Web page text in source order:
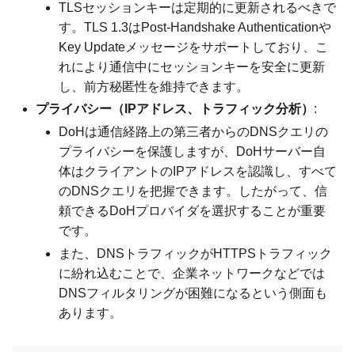
TLSセッションキーは定期的に更新されるべきで
す。TLS 1.3はPost-Handshake Authenticationや
Key Updateメッセージをサポートしており、こ
れにより通信中にセッションキーを安全に更新
し、前方秘匿性を維持できます。
プライバシー（IPアドレス、トラフィック分析） :
DoHは通信経路上の第三者からのDNSクエリの
プライバシーを保護しますが、DoHサーバー自
体はクライアントのIPアドレスを認識し、すべて
のDNSクエリを把握できます。したがって、信
頼できるDoHプロバイダを選択することが重要
です。
また、DNSトラフィックがHTTPSトラフィック
に紛れ込むことで、企業ネットワークなどでは
DNSフィルタリングが困難になるという側面も
あります。